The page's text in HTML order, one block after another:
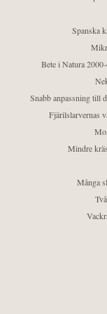
Spanska
Bete i Natura
Snabb anpassning till
Fjärilslarvernas
Mindre
Många